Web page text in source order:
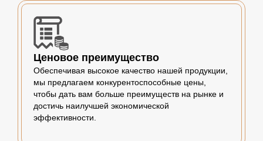
Ценовое преимущество
Обеспечивая высокое качество нашей продукции,
мы предлагаем конкурентоспособные цены,
чтобы дать вам больше преимуществ на рынке и
достичь наилучшей экономической
эффективности.